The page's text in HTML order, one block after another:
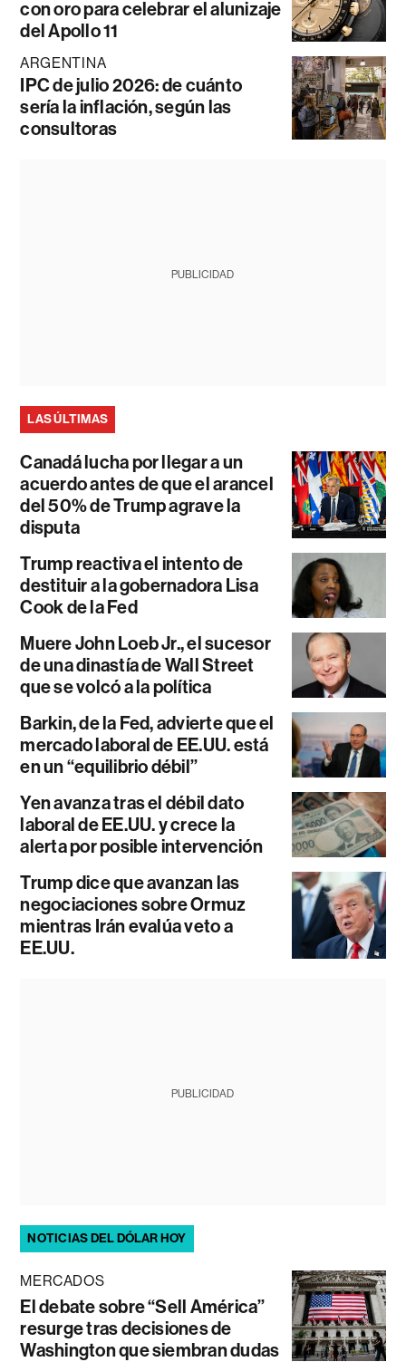
con oro para celebrar el alunizaje
del Apollo 11
ARGENTINA
IPC de julio 2026: de cuánto
sería la inflación, según las
consultoras
PUBLICIDAD
LAS ÚLTIMAS
Canadá lucha por llegar a un
acuerdo antes de que el arancel
del 50% de Trump agrave la
disputa
Trump reactiva el intento de
destituir a la gobernadora Lisa
Cook de la Fed
Muere John Loeb Jr., el sucesor
de una dinastía de Wall Street
que se volcó a la política
Barkin, de la Fed, advierte que el
mercado laboral de EE.UU. está
en un “equilibrio débil”
Yen avanza tras el débil dato
laboral de EE.UU. y crece la
alerta por posible intervención
Trump dice que avanzan las
negociaciones sobre Ormuz
mientras Irán evalúa veto a
EE.UU.
PUBLICIDAD
NOTICIAS DEL DÓLAR HOY
MERCADOS
El debate sobre “Sell América”
resurge tras decisiones de
Washington que siembran dudas